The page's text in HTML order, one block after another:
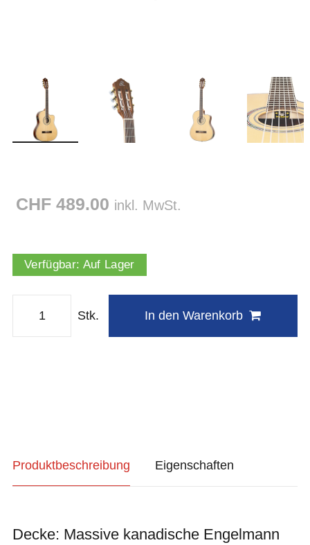
CHF 489.00 inkl. MwSt.
Verfügbar: Auf Lager
Stk. In den Warenkorb
Produktbeschreibung Eigenschaften
Decke: Massive kanadische Engelmann